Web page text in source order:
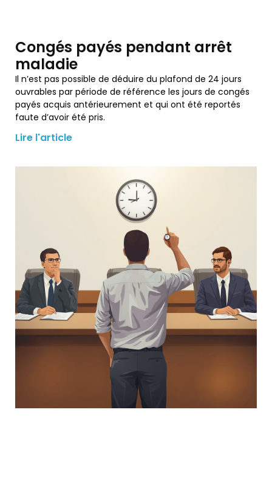
Congés payés pendant arrêt
maladie
Il n’est pas possible de déduire du plafond de 24 jours
ouvrables par période de référence les jours de congés
payés acquis antérieurement et qui ont été reportés
faute d’avoir été pris.
Lire l'article